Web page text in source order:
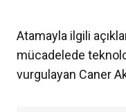
Atamayla ilgili
mücadelede
vurgulayan Caner